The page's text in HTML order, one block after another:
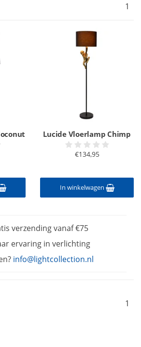
1
Lucide Vloerlamp Chimp
€134,95
In winkelwagen
verzending vanaf €75
ervaring in verlichting
info@lightcollection.nl
1